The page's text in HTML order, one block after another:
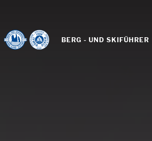
BERG - UND SKIFÜHRER